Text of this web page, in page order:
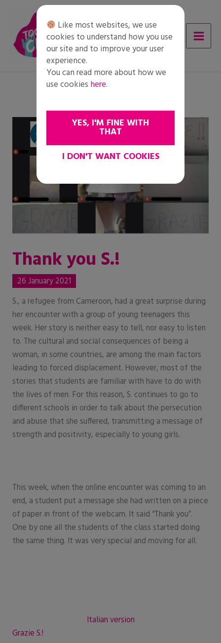
content
Thank you S.!
26 January 2021
S., a refugee from Cameroon, had a great surprise during
her encounter with a group of young teenagers this
week. Her story is neither easy to tell, nor easy to listen
to. The cultural and social consequences of being a
woman, in some countries, are among the main factors
leading to forced displacement. However, most of the
stories that students are familiar with have to do with
the lives of men. For this reason, S. continues to go to
different schools in order to talk about the persecution
and abuse that she suffered, transmitting a message of
strength and positivity, especially to young girls.
This week, when the online encounter was coming to an
end, a student put a message she had written on a piece
of paper in front of the webcam. It said “Thank you”.
One by one all the students of the class started doing
the same thing. It was very special and moving for all.
Italian version
Grazie S.!
Like most websites, we use
cookies to understand how you use
our site and to improve your user
experience.
You can read more about how we
use cookies here.
YES, I'M FINE WITH
THAT
I DON'T WANT COOKIES